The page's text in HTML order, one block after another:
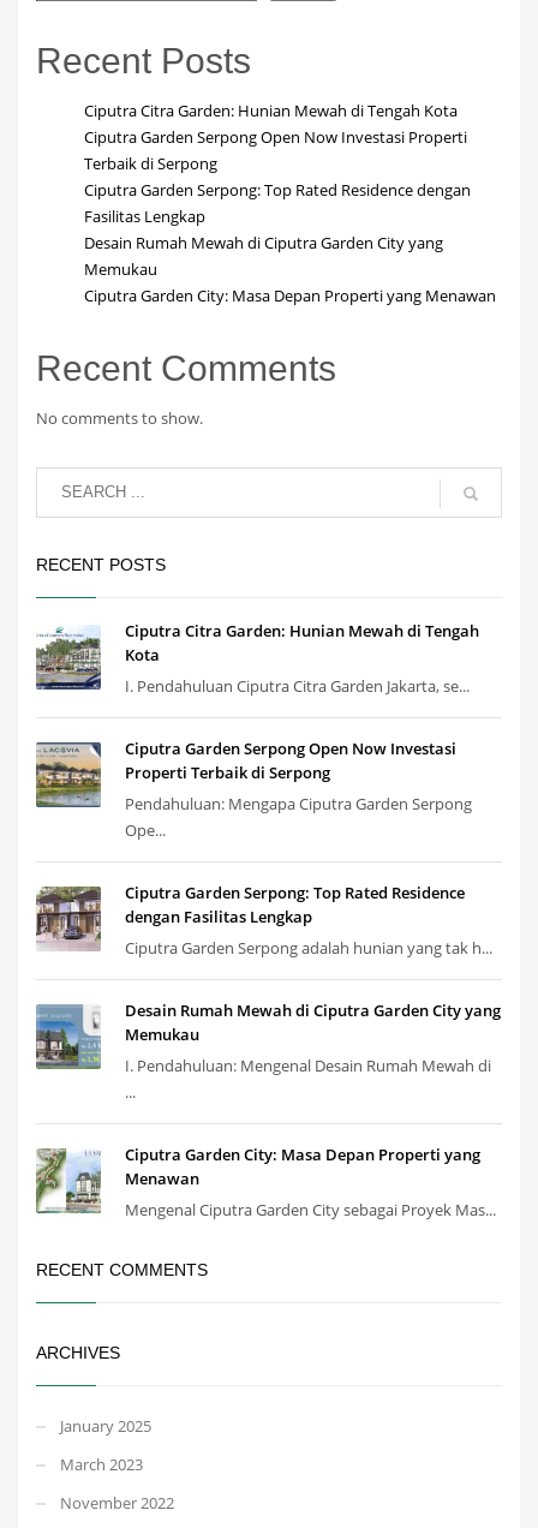
Recent Posts
Ciputra Citra Garden: Hunian Mewah di Tengah Kota
Ciputra Garden Serpong Open Now Investasi Properti
Terbaik di Serpong
Ciputra Garden Serpong: Top Rated Residence dengan
Fasilitas Lengkap
Desain Rumah Mewah di Ciputra Garden City yang
Memukau
Ciputra Garden City: Masa Depan Properti yang Menawan
Recent Comments
No comments to show.
RECENT POSTS
Ciputra Citra Garden: Hunian Mewah di Tengah
Kota
I. Pendahuluan Ciputra Citra Garden Jakarta, se...
Ciputra Garden Serpong Open Now Investasi
Properti Terbaik di Serpong
Pendahuluan: Mengapa Ciputra Garden Serpong
Ope...
Ciputra Garden Serpong: Top Rated Residence
dengan Fasilitas Lengkap
Ciputra Garden Serpong adalah hunian yang tak h...
Desain Rumah Mewah di Ciputra Garden City yang
Memukau
I. Pendahuluan: Mengenal Desain Rumah Mewah di
...
Ciputra Garden City: Masa Depan Properti yang
Menawan
Mengenal Ciputra Garden City sebagai Proyek Mas...
RECENT COMMENTS
ARCHIVES
January 2025
March 2023
November 2022